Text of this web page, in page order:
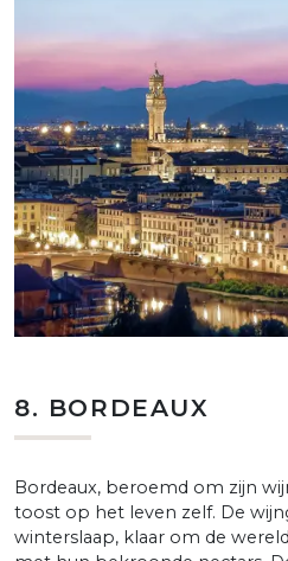
8. BORDEAUX
Bordeaux, beroemd om zijn
toost op het leven zelf. De
winterslaap, klaar om de